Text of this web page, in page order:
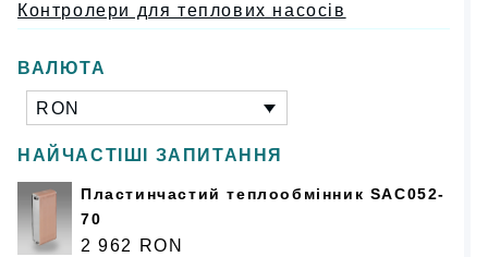
Контролери для теплових насосів
ВАЛЮТА
RON
НАЙЧАСТІШІ ЗАПИТАННЯ
Пластинчастий теплообмінник SAC052-
70
2 962 RON